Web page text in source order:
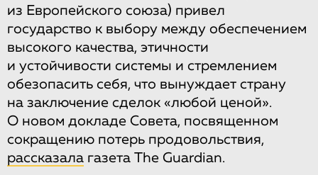
из Европейского союза) привел
государство к выбору между обеспечением
высокого качества, этичности
и устойчивости системы и стремлением
обезопасить себя, что вынуждает страну
на заключение сделок «любой ценой».
О новом докладе Совета, посвященном
сокращению потерь продовольствия,
рассказала газета The Guardian.